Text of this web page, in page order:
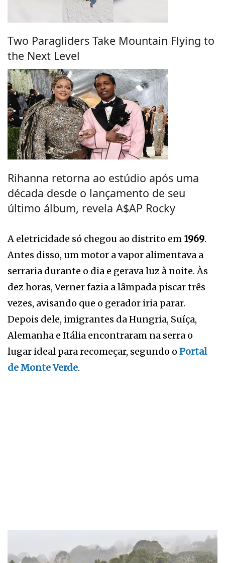
Two Paragliders Take Mountain Flying to
the Next Level
Rihanna retorna ao estúdio após uma
década desde o lançamento de seu
último álbum, revela A$AP Rocky
A eletricidade só chegou ao distrito em 1969.
Antes disso, um motor a vapor alimentava a
serraria durante o dia e gerava luz à noite. Às
dez horas, Verner fazia a lâmpada piscar três
vezes, avisando que o gerador iria parar.
Depois dele, imigrantes da Hungria, Suíça,
Alemanha e Itália encontraram na serra o
lugar ideal para recomeçar, segundo o Portal
de Monte Verde.